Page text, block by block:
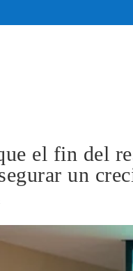
el fin del
un